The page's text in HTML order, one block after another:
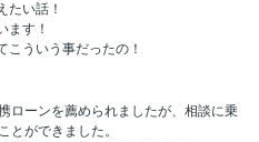
たい話！
ます！
こういう事だったの！
ローンを薦められましたが、相談に乗
とができました。